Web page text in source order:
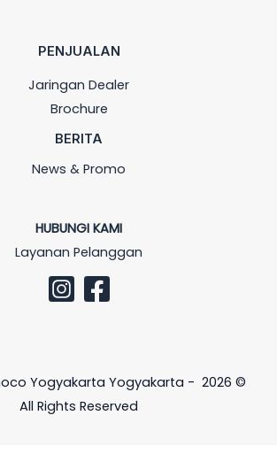
PENJUALAN
Jaringan Dealer
Brochure
BERITA
News & Promo
HUBUNGI KAMI
Layanan Pelanggan
Yogyakarta Yogyakarta - 2026 ©
All Rights Reserved